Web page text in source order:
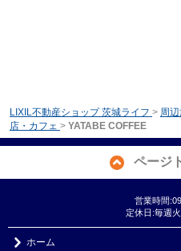
LIXIL不動産ショップ 茨城ライフ > 周
店・カフェ > YATABE COFFEE
ページ
営業時間
定休日:毎週
ホーム